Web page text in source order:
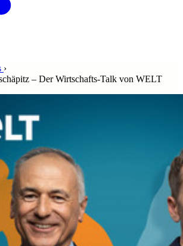
›
– Der Wirtschafts-Talk von WELT